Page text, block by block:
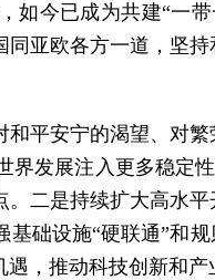
如今已成为共建“一
亚欧各方一道，坚
平安宁的渴望、对
发展注入更多稳定
二是持续扩大高水
础设施“硬联通”和
，推动科技创新和